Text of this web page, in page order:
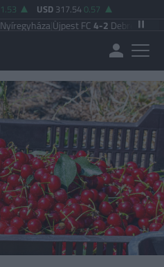
1.53 USD 317.54 0.57
|Újpest FC4-2Debreceni VSC|Budapest